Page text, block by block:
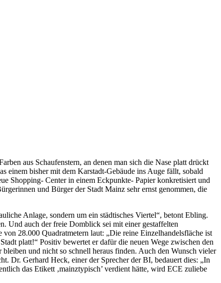
aus Schaufenstern, an denen man sich die Nase platt drückt
einem bisher mit dem Karstadt-Gebäude ins Auge fällt, sobald
Shopping- Center in einem Eckpunkte- Papier konkretisiert und
und Bürger der Stadt Mainz sehr ernst genommen, die
Anlage, sondern um ein städtisches Viertel“, betont Ebling.
Und auch der freie Domblick sei mit einer gestaffelten
28.000 Quadratmetern laut: „Die reine Einzelhandelsfläche ist
platt!“ Positiv bewertet er dafür die neuen Wege zwischen den
und nicht so schnell heraus finden. Auch den Wunsch vieler
Dr. Gerhard Heck, einer der Sprecher der BI, bedauert dies: „In
das Etikett ‚mainztypisch’ verdient hätte, wird ECE zuliebe